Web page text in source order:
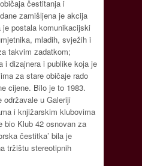
čestitanja i
zamišljena je akcija
je postala komunikacijski
mladih, svježih i
takvim zadatkom;
i dizajnera i publike koja je
za stare običaje rado
cijene. Bilo je to 1983.
u Galeriji
i knjižarskim klubovima
bio Klub 42 osnovan za
čestitka’ bila je
tržištu stereotipnih